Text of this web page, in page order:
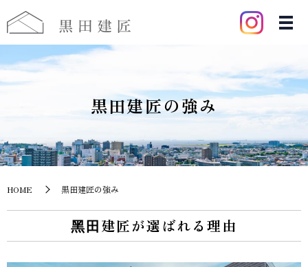
黒田建匠の強み
HOME 黒田建匠の強み
⿊⽥建匠が選ばれる理由